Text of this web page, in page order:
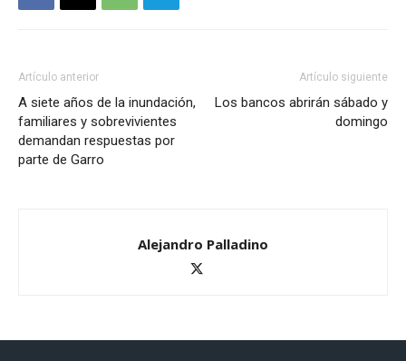
Artículo anterior
A siete años de la inundación,
familiares y sobrevivientes
demandan respuestas por
parte de Garro
Artículo siguiente
Los bancos abrirán sábado y
domingo
Alejandro Palladino